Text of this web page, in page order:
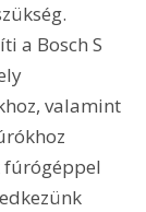
a Bosch S
valamint